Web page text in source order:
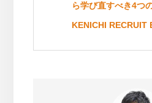
ら学び直すべき4つ
KENICHI RECRUIT